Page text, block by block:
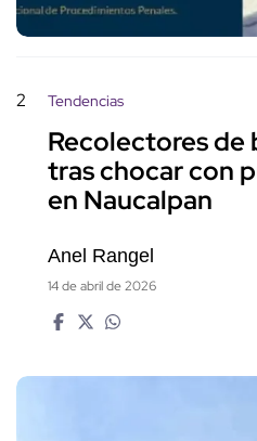
2 Tendencias
Recolectores de
tras chocar con
en Naucalpan
Anel Rangel
14 de abril de 2026